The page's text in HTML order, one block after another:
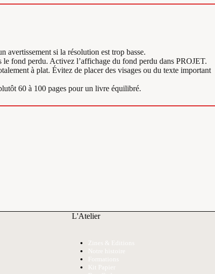
avertissement si la résolution est trop basse.
fond perdu. Activez l’affichage du fond perdu dans PROJET.
à plat. Évitez de placer des visages ou du texte important
60 à 100 pages pour un livre équilibré.
L'Atelier
Zines & Editions
Notre histoire
Formations
Kit Papier